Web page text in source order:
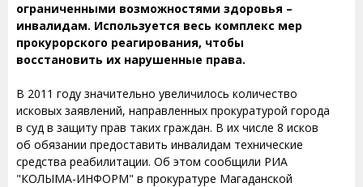
ограниченными возможностями здоровья –
инвалидам. Используется весь комплекс мер
прокурорского реагирования, чтобы
восстановить их нарушенные права.
В 2011 году значительно увеличилось количество
исковых заявлений, направленных прокуратурой города
в суд в защиту прав таких граждан. В их числе 8 исков
об обязании предоставить инвалидам технические
средства реабилитации. Об этом сообщили РИА
"КОЛЫМА-ИНФОРМ" в прокуратуре Магаданской